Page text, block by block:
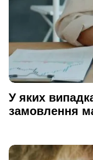
У яких
замовлення